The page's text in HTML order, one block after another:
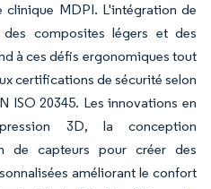
clinique MDPI. L'intégration de
des composites légers et des
à ces défis ergonomiques tout
certifications de sécurité selon
ISO 20345. Les innovations en
3D, la conception
de capteurs pour créer des
améliorant le confort